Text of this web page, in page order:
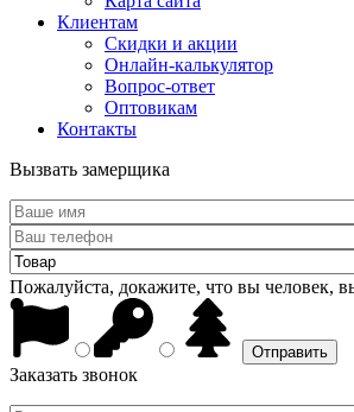
Клиентам
Скидки и акции
Онлайн-калькулятор
Вопрос-ответ
Оптовикам
Контакты
Вызвать замерщика
Пожалуйста, докажите, что вы человек,
Заказать звонок